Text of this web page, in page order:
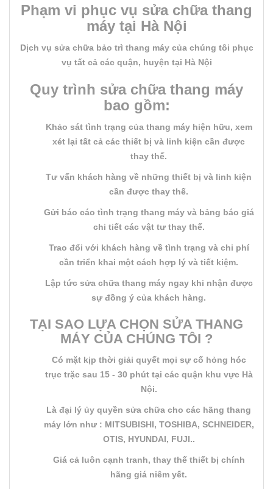
Phạm vi phục vụ sửa chữa thang
máy tại Hà Nội
Dịch vụ sửa chữa bảo trì thang máy của chúng tôi phục
vụ tất cả các quận, huyện tại Hà Nội
Quy trình sửa chữa thang máy
bao gồm:
Khảo sát tình trạng của thang máy hiện hữu, xem
xét lại tất cả các thiết bị và linh kiện cần được
thay thế.
Tư vấn khách hàng về những thiết bị và linh kiện
cần được thay thế.
Gửi báo cáo tình trạng thang máy và bảng báo giá
chi tiết các vật tư thay thế.
Trao đổi với khách hàng về tình trạng và chi phí
cần triển khai một cách hợp lý và tiết kiệm.
Lập tức sửa chữa thang máy ngay khi nhận được
sự đồng ý của khách hàng.
TẠI SAO LỰA CHỌN SỬA THANG
MÁY CỦA CHÚNG TÔI ?
Có mặt kịp thời giải quyết mọi sự cố hỏng hóc
trục trặc sau 15 - 30 phút tại các quận khu vực Hà
Nội.
Là đại lý ủy quyền sửa chữa cho các hãng thang
máy lớn như : MITSUBISHI, TOSHIBA, SCHNEIDER,
OTIS, HYUNDAI, FUJI..
Giá cả luôn cạnh tranh, thay thế thiết bị chính
hãng giá niêm yết.